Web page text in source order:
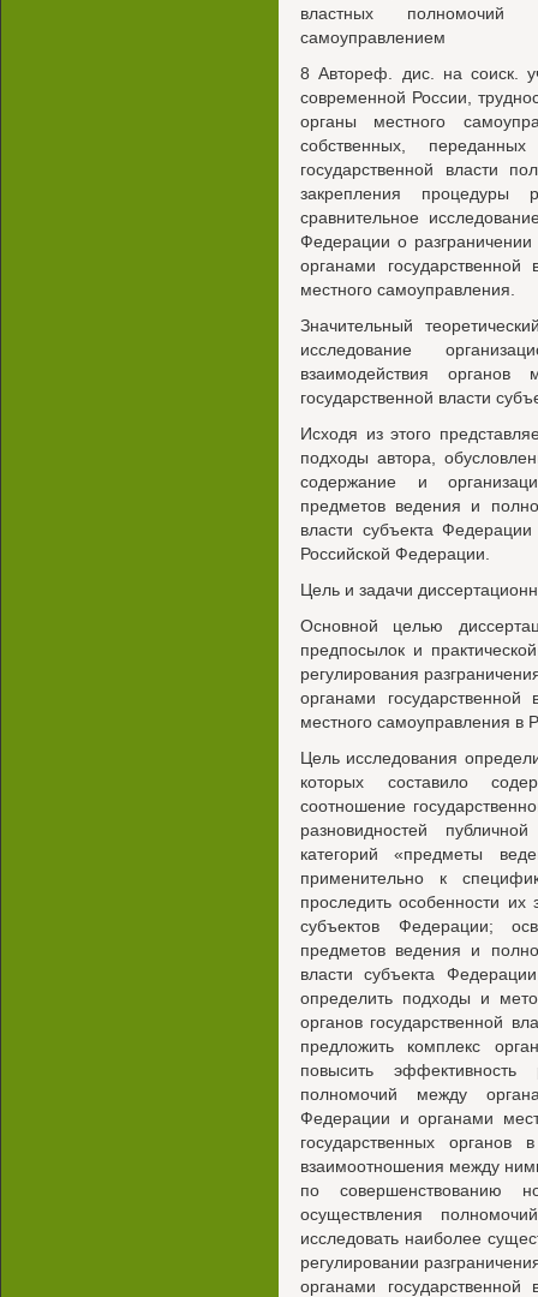
властных
самоуправлением
8 Автореф. дис. на соиск.
современной России,
органы местного
собственных,
государственной власти
закрепления процедуры
сравнительное
Федерации о
органами
местного самоуправления.
Значительный
исследование
взаимодействия органов
государственной власти
Исходя из этого
подходы автора,
содержание и
предметов ведения и
власти субъекта
Российской Федерации.
Цель и задачи
Основной целью
предпосылок и
регулирования
органами
местного самоуправления в
Цель исследования
которых составило
соотношение
разновидностей
категорий «предметы
применительно к
проследить особенности их
субъектов Федерации;
предметов ведения и
власти субъекта
определить подходы и
органов государственной
предложить комплекс
повысить
полномочий между
Федерации и органами
государственных органов
взаимоотношения между
по совершенствованию
осуществления
исследовать наиболее
регулировании
органами